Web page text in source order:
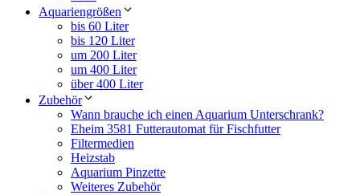
Aquariengrößen
bis 60 Liter
bis 120 Liter
um 200 Liter
um 400 Liter
über 400 Liter
Zubehör
Wann brauche ich einen Aquarium Unterschrank?
Eheim 3581 Futterautomat für Fischfutter
Filtermedien
Heizstab
Aquarium Pinzette
Weiteres Zubehör